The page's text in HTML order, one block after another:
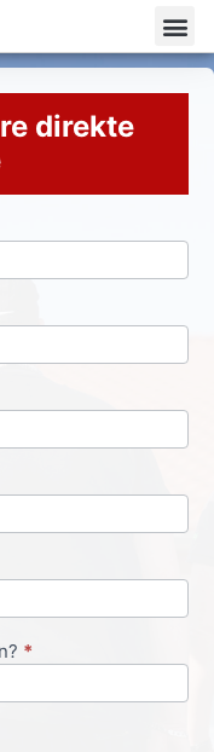
direkte
*